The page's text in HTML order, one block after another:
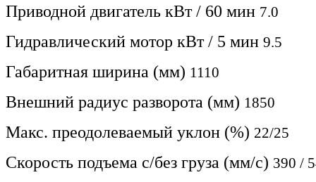
Приводной двигатель кВт / 60 мин 7.0
Гидравлический мотор кВт / 5 мин 9.5
Габаритная ширина (мм) 1110
Внешний радиус разворота (мм) 1850
Макс. преодолеваемый уклон (%) 22/25
Скорость подъема с/без груза (мм/с) 390 /